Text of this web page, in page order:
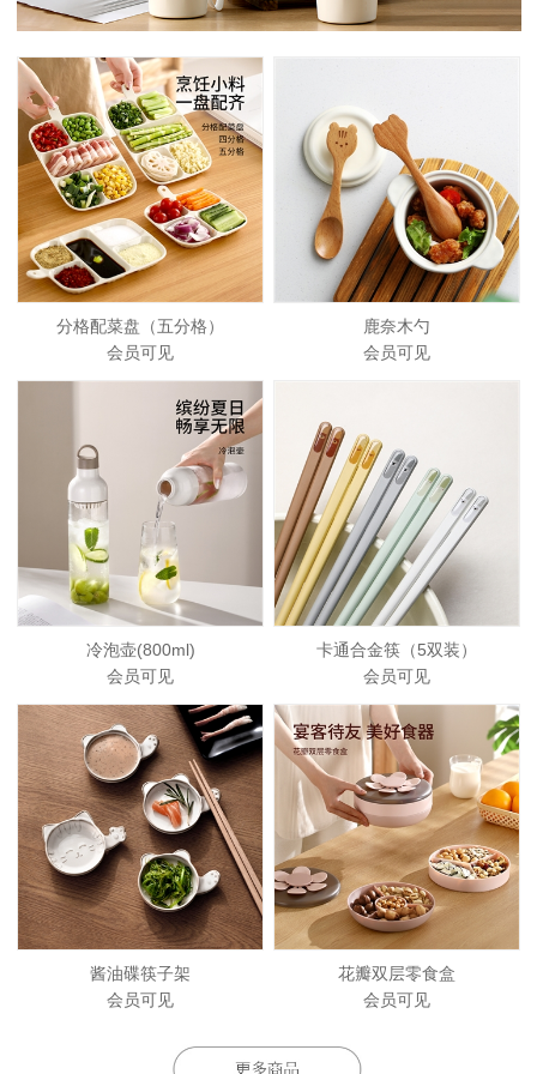
分格配菜盘（五分格）
会员可见
鹿奈木勺
会员可见
冷泡壶(800ml)
会员可见
卡通合金筷（5双装）
会员可见
酱油碟筷子架
会员可见
花瓣双层零食盒
会员可见